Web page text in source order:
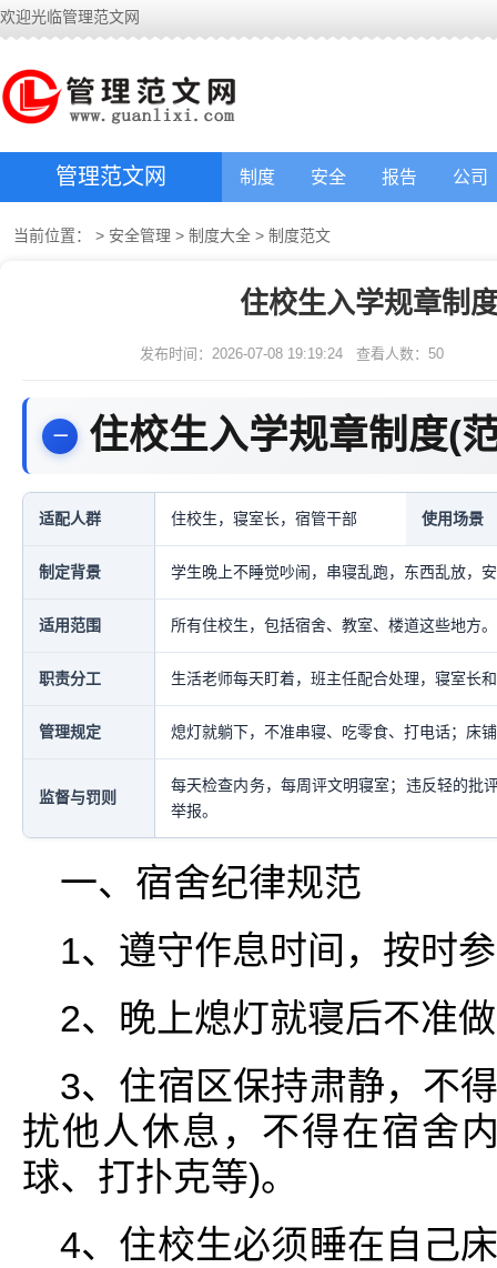
欢迎光临管理范文网
管理范文网 制度 安全 报告 公司
当前位置： > 安全管理 > 制度大全 > 制度范文
住校生入学规章制
发布时间：2026-07-08 19:19:24 查看人数： 50
住校生入学规章制度(
适配人群 住校生，寝室长，宿管干部 使用场景
制定背景 学生晚上不睡觉吵闹，串寝乱跑，东西乱放，
适用范围 所有住校生，包括宿舍、教室、楼道这些地方。
职责分工 生活老师每天盯着，班主任配合处理，寝室长
管理规定 熄灯就躺下，不准串寝、吃零食、打电话；床
监督与罚则
每天检查内务，每周评文明寝室；违反轻的批
举报。
一、宿舍纪律规范
1、遵守作息时间，按时
2、晚上熄灯就寝后不准
3、住宿区保持肃静，不
扰他人休息，不得在宿舍
球、打扑克等)。
4、住校生必须睡在自己